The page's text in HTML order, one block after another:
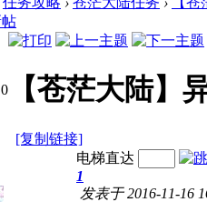
0 【苍茫大陆】
[复制链接]
电梯直达
1
发表于 2016-11-16